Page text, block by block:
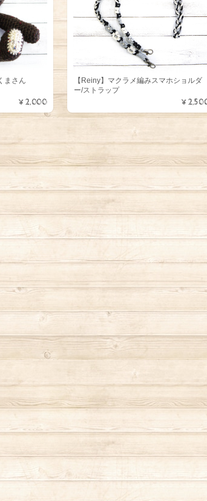
まさん
¥2,000
【Reiny】マクラメ編みスマホショルダ
ー/ストラップ